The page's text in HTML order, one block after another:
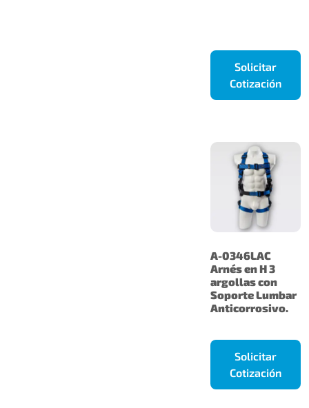
Solicitar
Cotización
A-0346LAC
Arnés en H 3
argollas con
Soporte Lumbar
Anticorrosivo.
Solicitar
Cotización